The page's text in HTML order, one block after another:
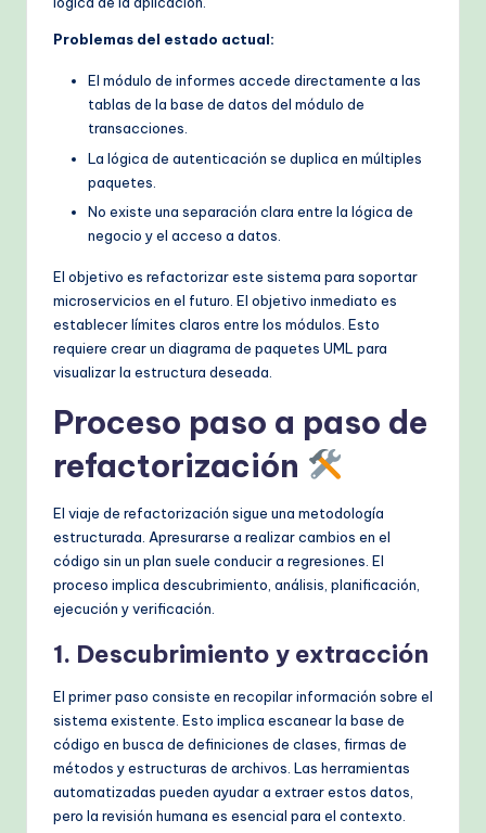
Problemas del estado actual:
El módulo de informes accede directamente a las
tablas de la base de datos del módulo de
transacciones.
La lógica de autenticación se duplica en múltiples
paquetes.
No existe una separación clara entre la lógica de
negocio y el acceso a datos.
El objetivo es refactorizar este sistema para soportar
microservicios en el futuro. El objetivo inmediato es
establecer límites claros entre los módulos. Esto
requiere crear un diagrama de paquetes UML para
visualizar la estructura deseada.
Proceso paso a paso de
refactorización
El viaje de refactorización sigue una metodología
estructurada. Apresurarse a realizar cambios en el
código sin un plan suele conducir a regresiones. El
proceso implica descubrimiento, análisis, planificación,
ejecución y verificación.
1. Descubrimiento y extracción
El primer paso consiste en recopilar información sobre el
sistema existente. Esto implica escanear la base de
código en busca de definiciones de clases, firmas de
métodos y estructuras de archivos. Las herramientas
automatizadas pueden ayudar a extraer estos datos,
pero la revisión humana es esencial para el contexto.